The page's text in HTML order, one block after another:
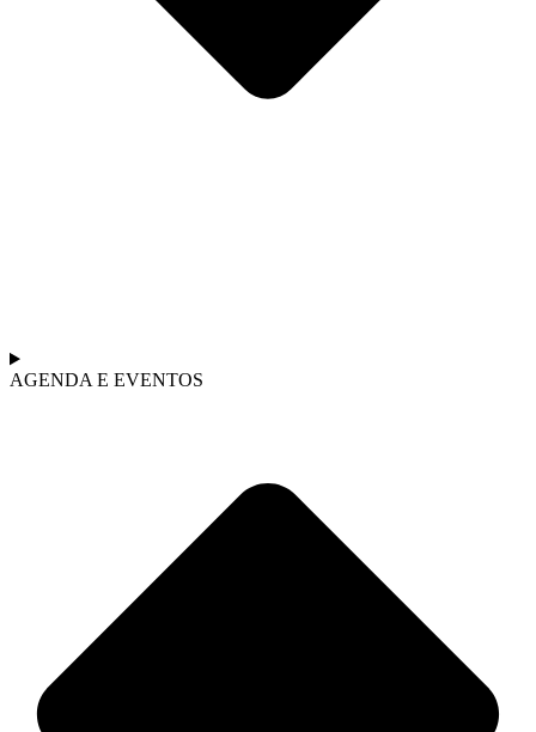
AGENDA E EVENTOS